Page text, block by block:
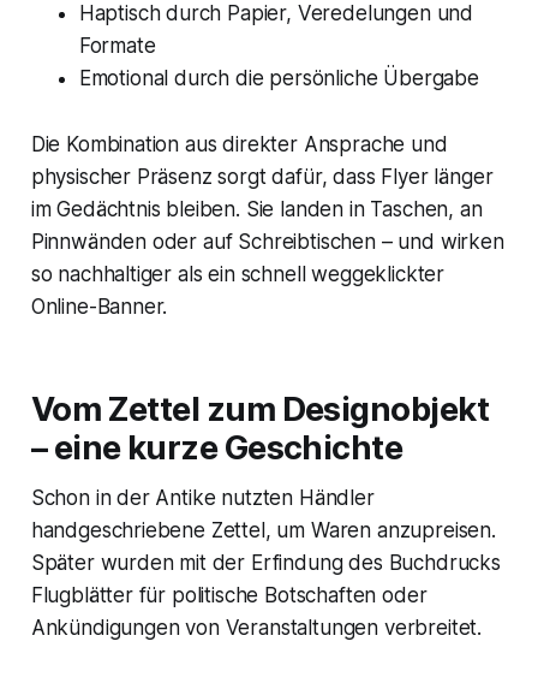
Haptisch durch Papier, Veredelungen und
Formate
Emotional durch die persönliche Übergabe
Die Kombination aus direkter Ansprache und
physischer Präsenz sorgt dafür, dass Flyer länger
im Gedächtnis bleiben. Sie landen in Taschen, an
Pinnwänden oder auf Schreibtischen – und wirken
so nachhaltiger als ein schnell weggeklickter
Online-Banner.
Vom Zettel zum Designobjekt
– eine kurze Geschichte
Schon in der Antike nutzten Händler
handgeschriebene Zettel, um Waren anzupreisen.
Später wurden mit der Erfindung des Buchdrucks
Flugblätter für politische Botschaften oder
Ankündigungen von Veranstaltungen verbreitet.